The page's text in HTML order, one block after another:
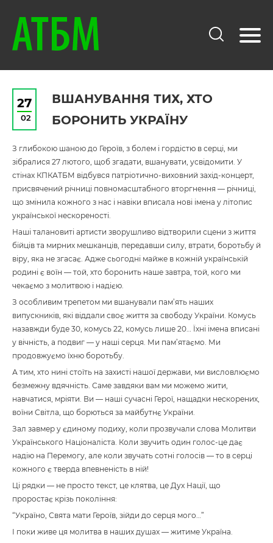
27
02
ВШАНУВАННЯ ТИХ, ХТО
БОРОНИТЬ УКРАЇНУ
З глибокою шаною до Героїв, з болем і гордістю в серці, ми
зібралися 27 лютого, щоб згадати, вшанувати, усвідомити. У
стінах КПКАТБМ відбувся патріотично-виховний захід-концерт,
присвячений річниці повномасштабного вторгнення — річниці,
що змінила кожного з нас і навіки вписала нові імена у літопис
української нескореності.
Наші талановиті артисти зворушливо відтворили сцени з життя
бійців та мирних мешканців, передавши силу, втрати, боротьбу й
віру, яка не згасає. Адже сьогодні майже в кожній українській
родині є воїн — той, хто боронить наше завтра, той, кого ми
чекаємо з молитвою і надією.
З особливим трепетом ми вшанували пам’ять наших
випускників, які віддали своє життя за свободу України. Комусь
назавжди буде 30, комусь 22, комусь лише 20… Їхні імена вписані
у вічність, а подвиг — у наші серця. Ми пам’ятаємо. Ми
продовжуємо їхню боротьбу.
А тим, хто нині стоїть на захисті нашої держави, ми висловлюємо
безмежну вдячність. Саме завдяки вам ми можемо жити,
навчатися, мріяти. Ви — наші сучасні Герої, нащадки нескорених,
воїни Світла, що борються за майбутнє України.
Зал завмер у єдиному подиху, коли прозвучали слова Молитви
Українського Націоналіста. Коли звучить один голос-це дає
надію на Перемогу, але коли звучать сотні голосів — то в серці
кожного є тверда впевненість в ній!
Ці рядки — не просто текст, це клятва, це Дух Нації, що
проростає крізь покоління:
“Україно, Свята мати Героїв, зійди до серця мого…”
І поки живе ця молитва в наших душах — житиме Україна.